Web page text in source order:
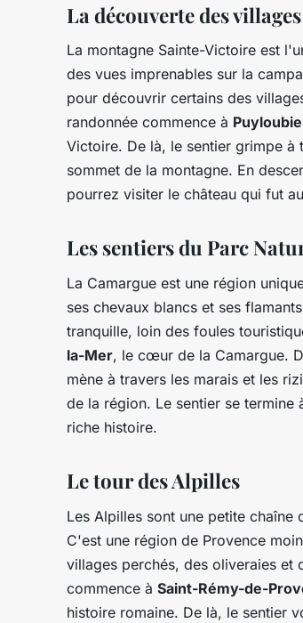
La découverte des
La montagne Sainte-Victoire est
des vues imprenables sur la
pour découvrir certains des
randonnée commence à
Victoire. De là, le sentier grimpe
sommet de la montagne. En
pourrez visiter le château qui fut
Les sentiers du Parc
La Camargue est une région
ses chevaux blancs et ses
tranquille, loin des foules
la-Mer, le cœur de la Camargue.
mène à travers les marais et les
de la région. Le sentier se termine
riche histoire.
Le tour des Alpilles
Les Alpilles sont une petite chaîne
C'est une région de Provence
villages perchés, des oliveraies et
commence à Saint-Rémy-de-
histoire romaine. De là, le sentier